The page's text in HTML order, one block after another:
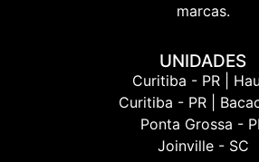
marcas.
UNIDADES
Curitiba - PR |
Curitiba - PR |
Ponta Grossa -
Joinville - SC